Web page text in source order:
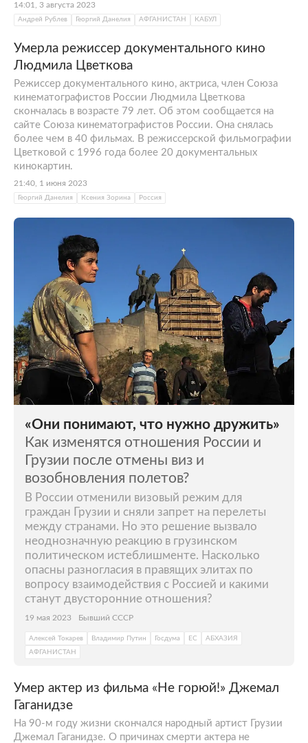
14:01, 3 августа 2023
Андрей Рублев Георгий Данелия АФГАНИСТАН КАБУЛ
Умерла режиссер документального кино
Людмила Цветкова
Режиссер документального кино, актриса, член Союза
кинематографистов России Людмила Цветкова
скончалась в возрасте 79 лет. Об этом сообщается на
сайте Союза кинематографистов России. Она снялась
более чем в 40 фильмах. В режиссерской фильмографии
Цветковой с 1996 года более 20 документальных
кинокартин.
21:40, 1 июня 2023
Георгий Данелия Ксения Зорина Россия
«Они понимают, что нужно дружить»
Как изменятся отношения России и
Грузии после отмены виз и
возобновления полетов?
В России отменили визовый режим для
граждан Грузии и сняли запрет на перелеты
между странами. Но это решение вызвало
неоднозначную реакцию в грузинском
политическом истеблишменте. Насколько
опасны разногласия в правящих элитах по
вопросу взаимодействия с Россией и какими
станут двусторонние отношения?
19 мая 2023 Бывший СССР
Алексей Токарев Владимир Путин Госдума ЕС
АБХАЗИЯ
АФГАНИСТАН
Умер актер из фильма «Не горюй!» Джемал
Гаганидзе
На 90-м году жизни скончался народный артист Грузии
Джемал Гаганидзе. О причинах смерти актера не